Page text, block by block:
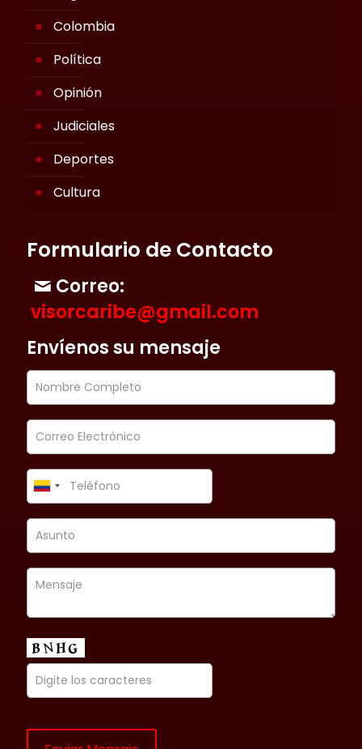
Colombia
Política
Opinión
Judiciales
Deportes
Cultura
Formulario de Contacto
Correo:
visorcaribe@gmail.com
Envíenos su mensaje